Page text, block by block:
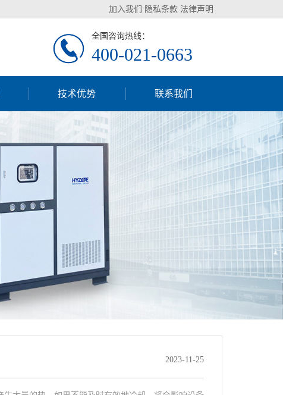
加入我们 隐私条款 法律声明
全国咨询热线：
400-021-0663
技术优势 联系我们
2023-11-25